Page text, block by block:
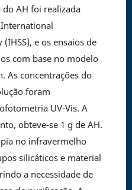
AH foi realizada
e os ensaios de
com base no modelo
As concentrações do
foram
UV-Vis. A
obteve-se 1 g de AH.
no infravermelho
silicáticos e material
a necessidade de